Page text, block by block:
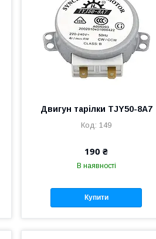
Двигун тарілки TJY50-8A7
149
190 ₴
В наявності
Купити